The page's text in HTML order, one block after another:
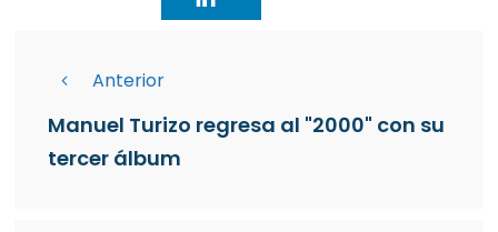
Anterior
Manuel Turizo regresa al "2000" con su
tercer álbum